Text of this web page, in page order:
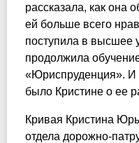
рассказала, как она
ей больше всего
поступила в высшее
продолжила
«Юриспруденция». И
было Кристине о ее
Кривая Кристина
отдела дорожно-